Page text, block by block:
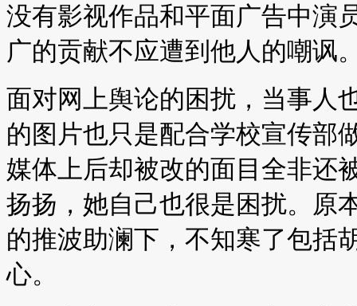
没有影视作品和平面广告中演
广的贡献不应遭到他人的嘲讽
面对网上舆论的困扰，当事人
的图片也只是配合学校宣传部
媒体上后却被改的面目全非还
扬扬，她自己也很是困扰。原
的推波助澜下，不知寒了包括
心。